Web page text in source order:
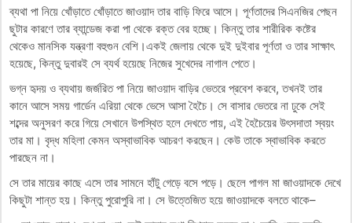
ব্যথা পা নিয়ে খোঁড়াতে খোঁড়াতে জাওয়াদ তার বাড়ি ফিরে আসে। পূর্ণতাদের সিএনজির পেছন
ছুটার কারণে তার ব্যান্ডেজ করা পা থেকে রক্ত বের হচ্ছে। কিন্তু তার শারীরিক কষ্টের
থেকেও মানসিক যন্ত্রণা বহুগুন বেশি।একই জেলায় থেকে দুই দুইবার পূর্ণতা ও তার সাক্ষাৎ
হয়েছে, কিন্তু দুবারই সে ব্যর্থ হয়েছে নিজের সুখেদের নাগাল পেতে।
ভগ্ন হৃদয় ও ব্যথায় জর্জরিত পা নিয়ে জাওয়াদ বাড়ির ভেতরে প্রবেশ করবে, তখনই তার
কানে আসে সময় গার্ডেন এরিয়া থেকে ভেসে আসা হৈচৈ। সে বাসার ভেতরে না ঢুকে সেই
শব্দের অনুসরণ করে গিয়ে সেখানে উপস্থিত হলে দেখতে পায়, এই হৈচৈয়ের উৎসদাতা স্বয়ং
তার মা। বৃদ্ধ মহিলা কেমন অস্বাভাবিক আচরণ করছেন। কেউ তাকে স্বাভাবিক করতে
পারছেন না।
সে তার মায়ের কাছে এসে তার সামনে হাঁটু গেড়ে বসে পড়ে। ছেলে পাগল মা জাওয়াদকে দেখে
কিছুটা শান্ত হয়। কিন্তু পুরোপুরি না। সে উত্তেজিত হয়ে জাওয়াদকে বলতে থাকে–